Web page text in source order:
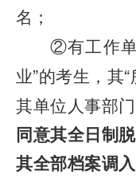
名；
②有工作
业”的考生，其“
其单位人事部
同意其全日制
其全部档案调